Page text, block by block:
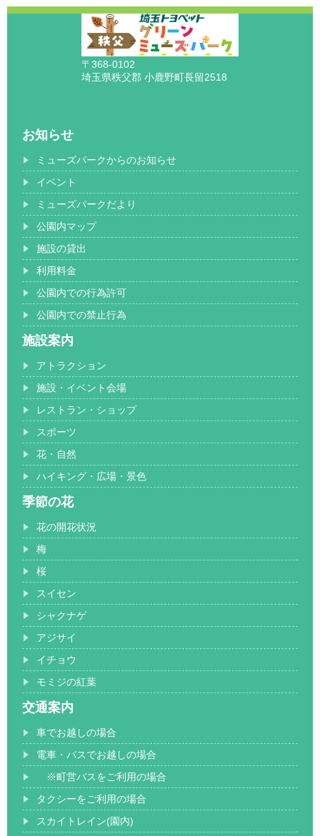
〒368-0102
埼玉県秩父郡 小鹿野町長留2518
お知らせ
ミューズパークからのお知らせ
イベント
ミューズパークだより
公園内マップ
施設の貸出
利用料金
公園内での行為許可
公園内での禁止行為
施設案内
アトラクション
施設・イベント会場
レストラン・ショップ
スポーツ
花・自然
ハイキング・広場・景色
季節の花
花の開花状況
梅
桜
スイセン
シャクナゲ
アジサイ
イチョウ
モミジの紅葉
交通案内
車でお越しの場合
電車・バスでお越しの場合
※町営バスをご利用の場合
タクシーをご利用の場合
スカイトレイン(園内)